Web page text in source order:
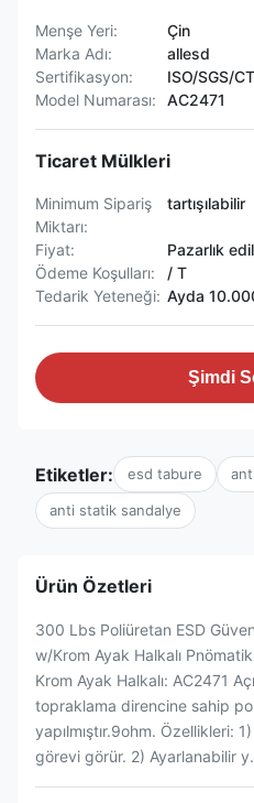
Menşe Yeri:
Çin
Marka Adı:
allesd
Sertifikasyon:
ISO/SGS/
Model Numarası:
AC2471
Ticaret Mülkleri
Minimum Sipariş
Miktarı:
tartışılabilir
Fiyat:
Pazarlık
Ödeme Koşulları:
/ T
Tedarik Yeteneği: Ayda
Şimdi
Etiketler: esd tabure
anti statik sandalye
Ürün Özetleri
300 Lbs Poliüretan ESD
w/Krom Ayak Halkalı
Krom Ayak Halkalı: AC2471
topraklama direncine sahip
yapılmıştır.9ohm. Özellikleri:
görevi görür. 2) Ayarlanabilir